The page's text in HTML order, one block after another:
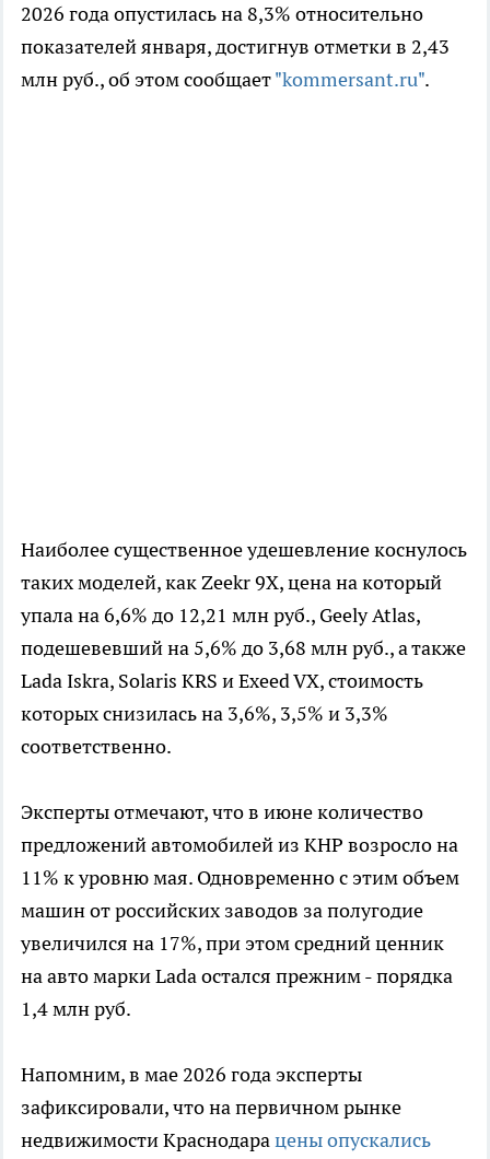
2026 года опустилась на 8,3% относительно
показателей января, достигнув отметки в 2,43
млн руб., об этом сообщает"kommersant.ru".
Наиболее существенное удешевление коснулось
таких моделей, как Zeekr 9X, цена на который
упала на 6,6% до 12,21 млн руб., Geely Atlas,
подешевевший на 5,6% до 3,68 млн руб., а также
Lada Iskra, Solaris KRS и Exeed VX, стоимость
которых снизилась на 3,6%, 3,5% и 3,3%
соответственно.
Эксперты отмечают, что в июне количество
предложений автомобилей из КНР возросло на
11% к уровню мая. Одновременно с этим объем
машин от российских заводов за полугодие
увеличился на 17%, при этом средний ценник
на авто марки Lada остался прежним - порядка
1,4 млн руб.
Напомним, в мае 2026 года эксперты
зафиксировали, что на первичном рынке
недвижимости Краснодарацены опускались